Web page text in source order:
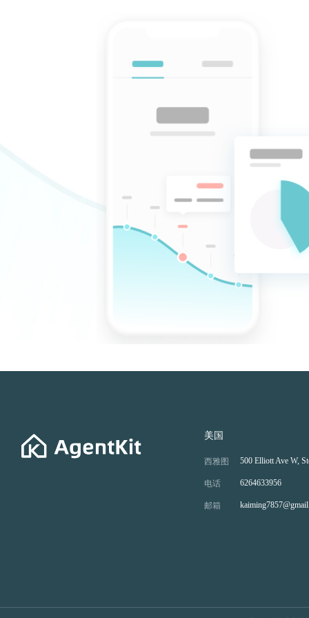
美国
西雅图 500 Elliott Ave W,
电话 6264633956
邮箱